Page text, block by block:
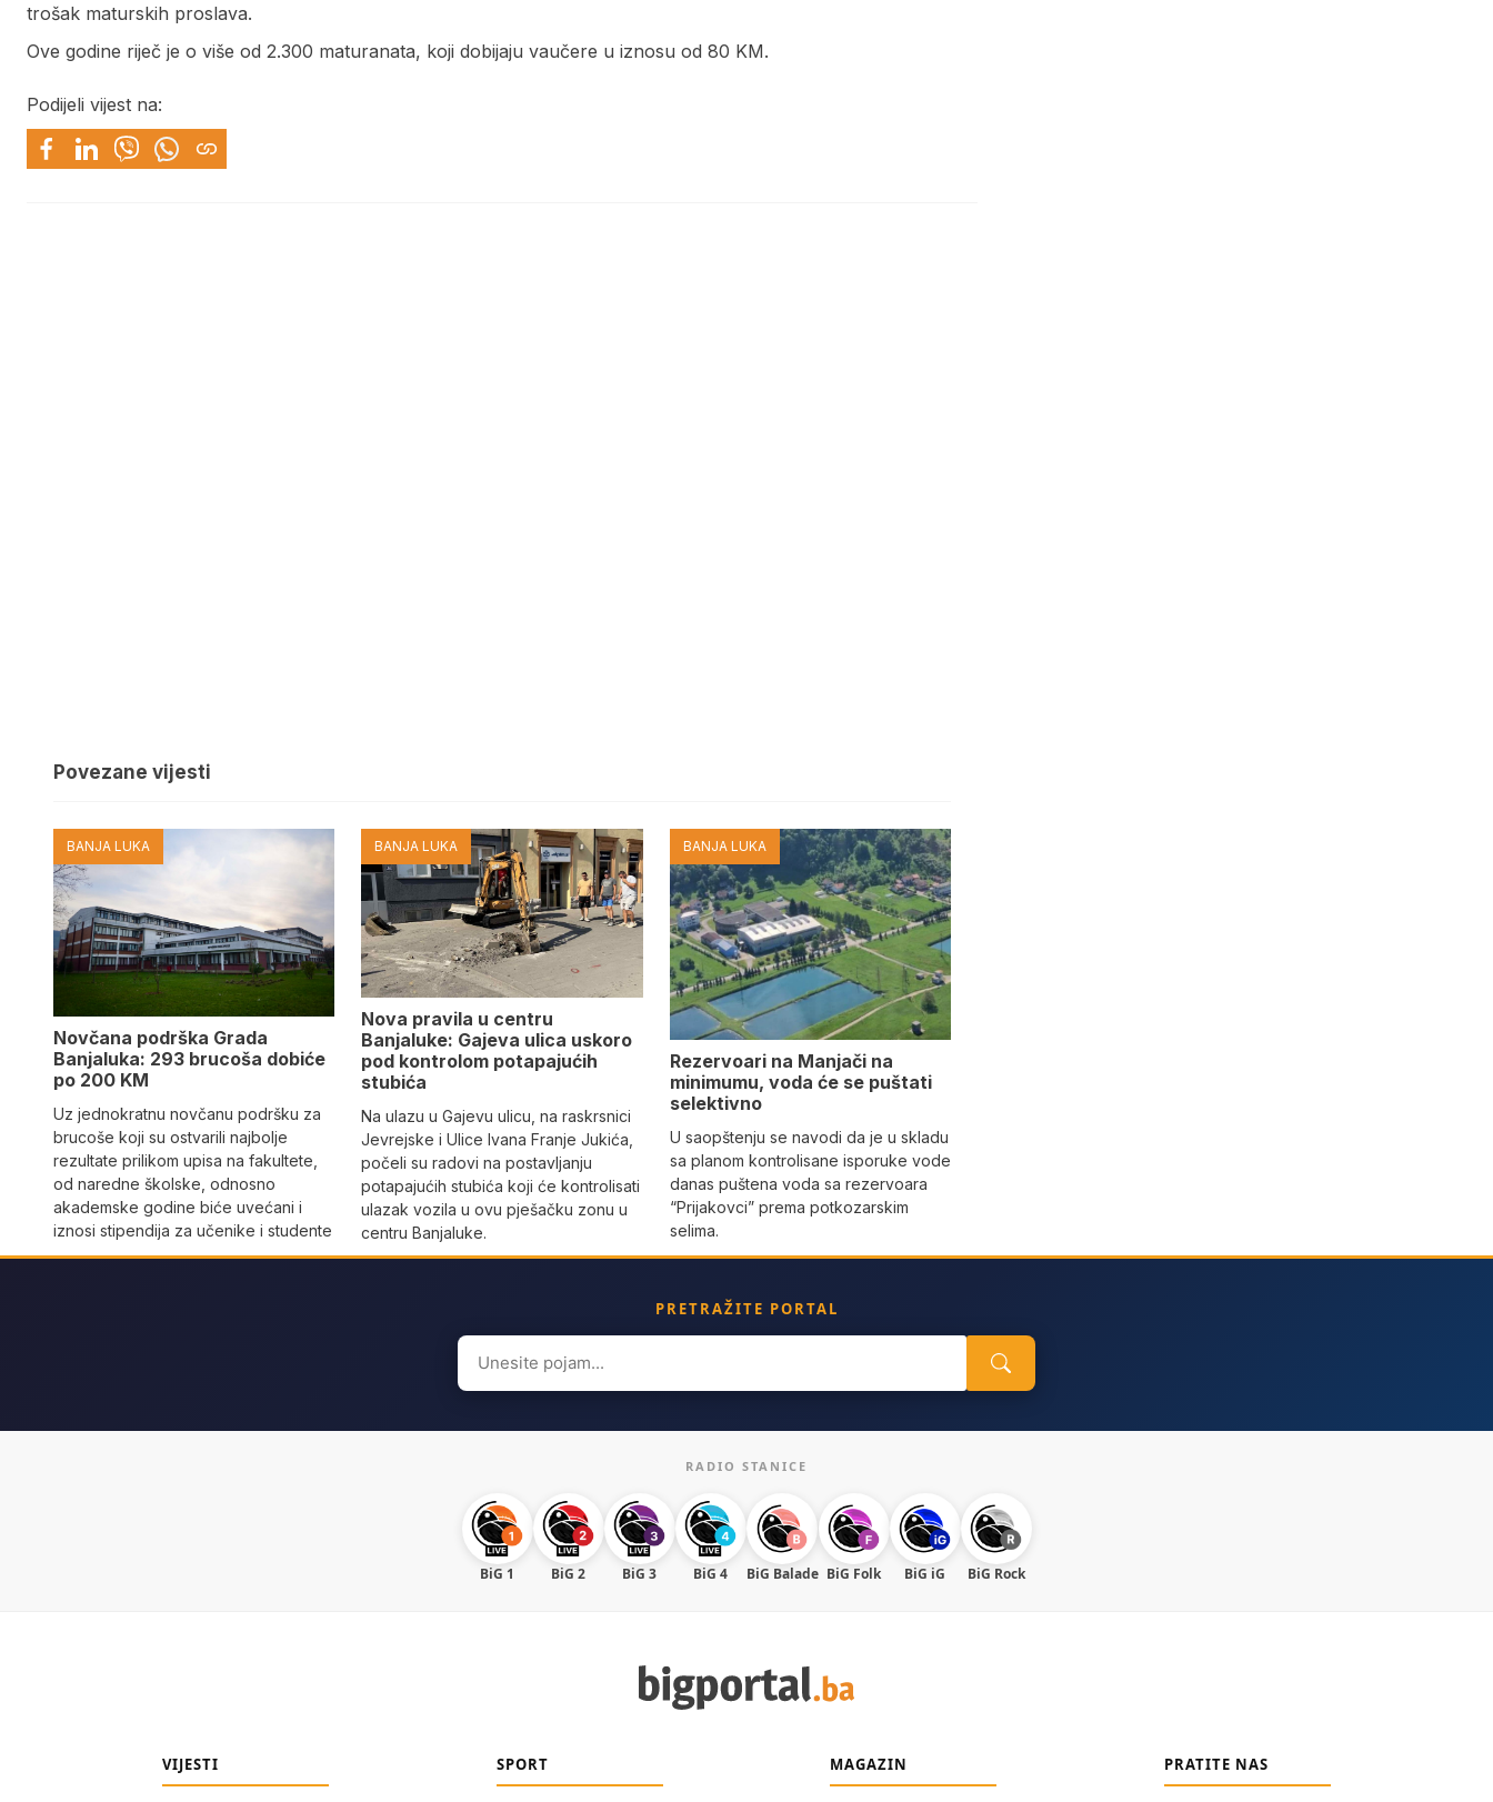
trošak maturskih proslava.
Ove godine riječ je o više od 2.300 maturanata, koji dobijaju vaučere u iznosu od 80 KM.
Podijeli vijest na:
Povezane vijesti
BANJA LUKA
Novčana podrška Grada
Banjaluka: 293 brucoša dobiće
po 200 KM
Uz jednokratnu novčanu podršku za
brucoše koji su ostvarili najbolje
rezultate prilikom upisa na fakultete,
od naredne školske, odnosno
akademske godine biće uvećani i
iznosi stipendija za učenike i studente
BANJA LUKA
Nova pravila u centru
Banjaluke: Gajeva ulica uskoro
pod kontrolom potapajućih
stubića
Na ulazu u Gajevu ulicu, na raskrsnici
Jevrejske i Ulice Ivana Franje Jukića,
počeli su radovi na postavljanju
potapajućih stubića koji će kontrolisati
ulazak vozila u ovu pješačku zonu u
centru Banjaluke.
BANJA LUKA
Rezervoari na Manjači na
minimumu, voda će se puštati
selektivno
U saopštenju se navodi da je u skladu
sa planom kontrolisane isporuke vode
danas puštena voda sa rezervoara
“Prijakovci” prema potkozarskim
selima.
PRETRAŽITE PORTAL
Search
for:
RADIO STANICE
BiG 1 BiG 2 BiG 3 BiG 4 BiG Balade BiG Folk BiG iG BiG Rock
VIJESTI SPORT MAGAZIN PRATITE NAS